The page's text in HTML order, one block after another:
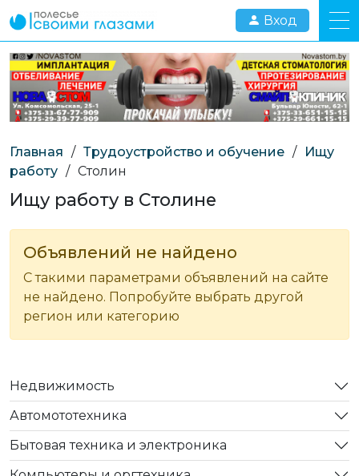
Вход
Главная / Трудоустройство и обучение /
Ищу
работу / Столин
Ищу работу в Столине
Объявлений не найдено
С такими параметрами объявлений на сайте
не найдено. Попробуйте выбрать другой
регион или категорию
Недвижимость
Автомототехника
Бытовая техника и электроника